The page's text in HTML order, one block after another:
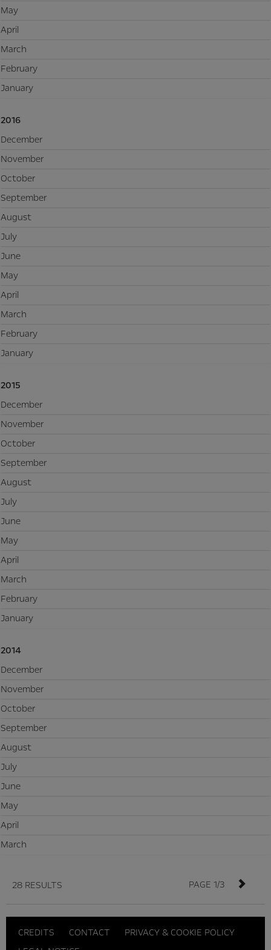
May
April
March
February
January
2016
December
November
October
September
August
July
June
May
April
March
February
January
2015
December
November
October
September
August
July
June
May
April
March
February
January
2014
December
November
October
September
August
July
June
May
April
March
28 RESULTS PAGE 1/3
CREDITS CONTACT
PRIVACY & COOKIE POLICY